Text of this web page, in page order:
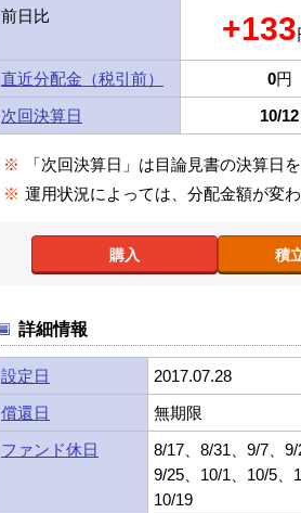
前日比 +133
直近分配金（税引前） 0円
次回決算日
10/12
※
「次回決算日」は目論見書の決算日
※ 運用状況によっては、分配金額が変
購入 積
詳細情報
設定日
2017.07.28
償還日
無期限
ファンド休日
8/17、8/31、9/7、
9/25、10/1、10/5、
10/19